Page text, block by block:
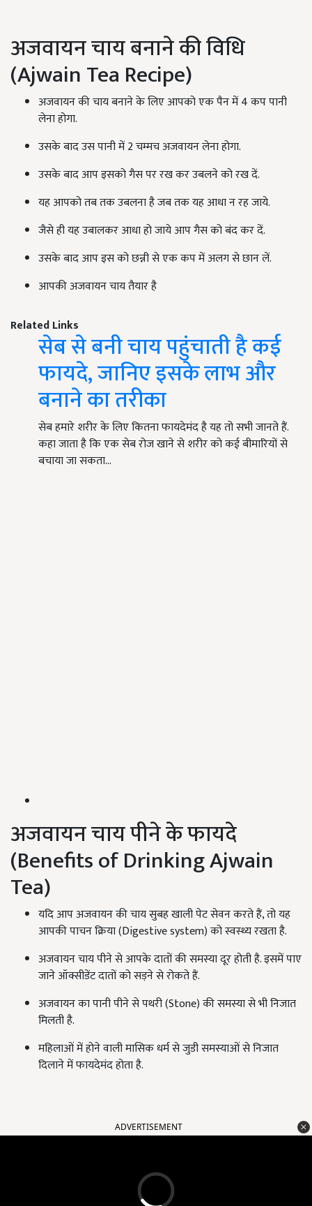
अजवायन चाय बनाने की विधि
(Ajwain Tea Recipe)
अजवायन की चाय बनाने के लिए आपको एक पैन में 4 कप पानी
लेना होगा.
उसके बाद उस पानी में 2 चम्मच अजवायन लेना होगा.
उसके बाद आप इसको गैस पर रख कर उबलने को रख दें.
यह आपको तब तक उबलना है जब तक यह आधा न रह जाये.
जैसे ही यह उबालकर आधा हो जाये आप गैस को बंद कर दें.
उसके बाद आप इस को छन्नी से एक कप में अलग से छान लें.
आपकी अजवायन चाय तैयार है
Related Links
सेब से बनी चाय पहुंचाती है कई
फायदे, जानिए इसके लाभ और
बनाने का तरीका
सेब हमारे शरीर के लिए कितना फायदेमंद है यह तो सभी जानते हैं.
कहा जाता है कि एक सेब रोज खाने से शरीर को कई बीमारियों से
बचाया जा सकता…
अजवायन चाय पीने के फायदे
(Benefits of Drinking Ajwain
Tea)
यदि आप अजवायन की चाय सुबह खाली पेट सेवन करते हैं, तो यह
आपकी पाचन क्रिया (Digestive system) को स्वस्थ्य रखता है.
अजवायन चाय पीने से आपके दातों की समस्या दूर होती है. इसमें पाए
जाने ऑक्सीडेंट दातों को सड़ने से रोकते हैं.
अजवायन का पानी पीने से पथरी (Stone) की समस्या से भी निजात
मिलती है.
महिलाओं में होने वाली मासिक धर्म से जुडी समस्याओं से निजात
दिलाने में फायदेमंद होता है.
ADVERTISEMENT